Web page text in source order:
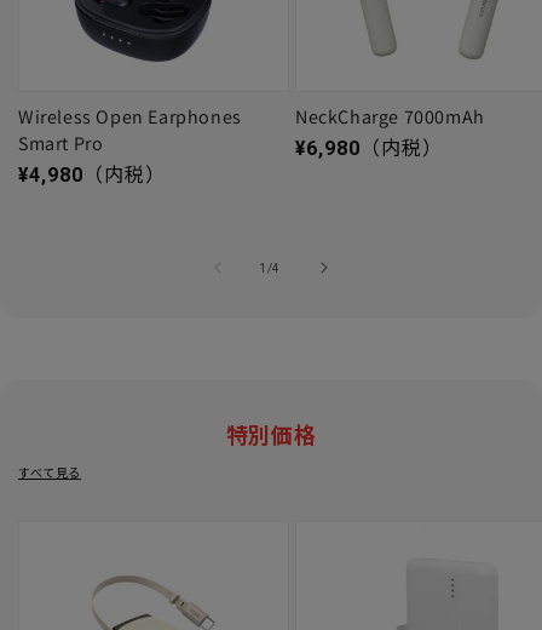
Wireless Open Earphones
Smart Pro
通常価格
¥4,980 （内税）
NeckCharge 7000mAh
通常価格
¥6,980 （内税）
1 /
の4
特別価格
すべて見る